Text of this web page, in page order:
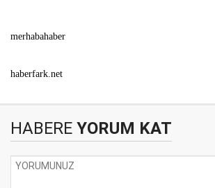
merhabahaber
haberfark.net
HABERE YORUM KAT